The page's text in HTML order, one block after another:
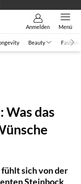
Anmelden Menü
Beauty Fashion
Was das
sich von der
Steinbock